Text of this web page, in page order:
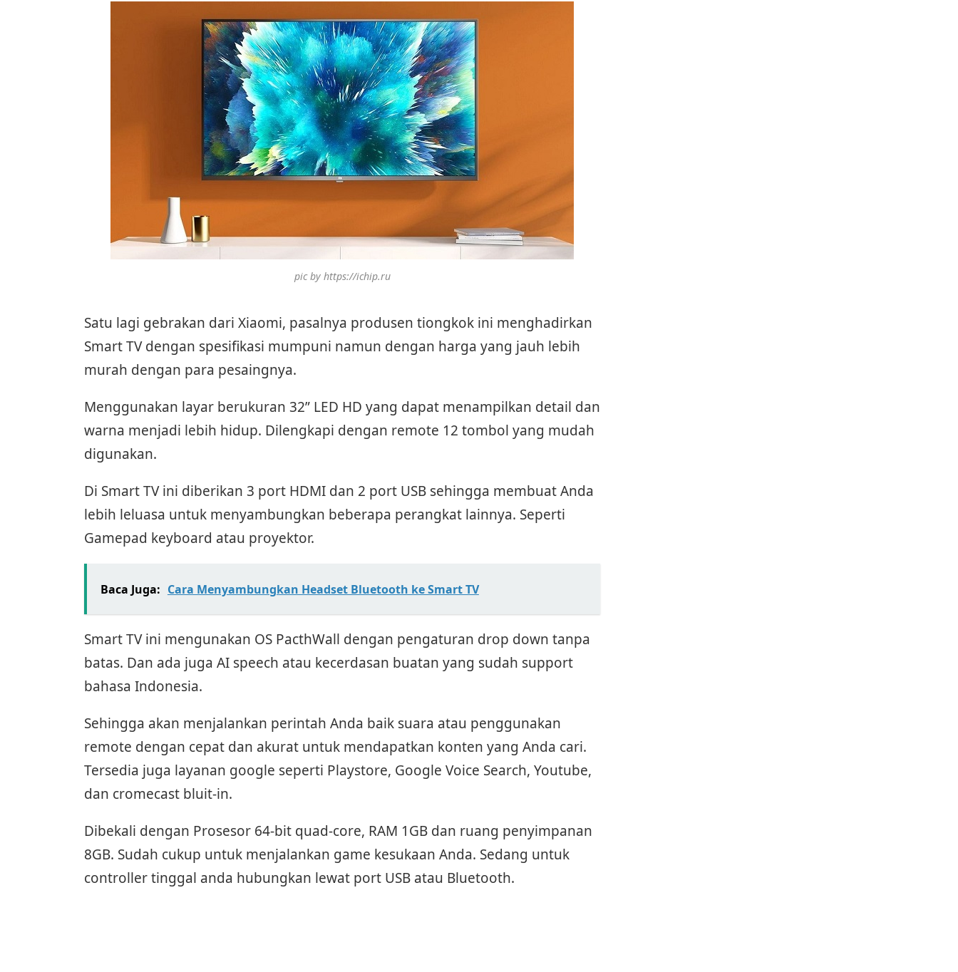
pic by https://ichip.ru
Satu lagi gebrakan dari Xiaomi, pasalnya produsen tiongkok ini menghadirkan
Smart TV dengan spesifikasi mumpuni namun dengan harga yang jauh lebih
murah dengan para pesaingnya.
Menggunakan layar berukuran 32” LED HD yang dapat menampilkan detail dan
warna menjadi lebih hidup. Dilengkapi dengan remote 12 tombol yang mudah
digunakan.
Di Smart TV ini diberikan 3 port HDMI dan 2 port USB sehingga membuat Anda
lebih leluasa untuk menyambungkan beberapa perangkat lainnya. Seperti
Gamepad keyboard atau proyektor.
Baca Juga: Cara Menyambungkan Headset Bluetooth ke Smart TV
Smart TV ini mengunakan OS PacthWall dengan pengaturan drop down tanpa
batas. Dan ada juga AI speech atau kecerdasan buatan yang sudah support
bahasa Indonesia.
Sehingga akan menjalankan perintah Anda baik suara atau penggunakan
remote dengan cepat dan akurat untuk mendapatkan konten yang Anda cari.
Tersedia juga layanan google seperti Playstore, Google Voice Search, Youtube,
dan cromecast bluit-in.
Dibekali dengan Prosesor 64-bit quad-core, RAM 1GB dan ruang penyimpanan
8GB. Sudah cukup untuk menjalankan game kesukaan Anda. Sedang untuk
controller tinggal anda hubungkan lewat port USB atau Bluetooth.